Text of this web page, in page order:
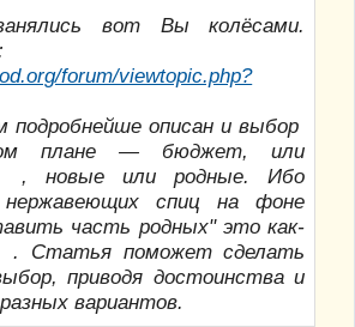
вот Вы колёсами.
forum/viewtopic.php?
описан и выбор
плане — бюджет, или
, новые или родные. Ибо
нержавеющих спиц на фоне
часть родных" это как-
Статья поможет сделать
приводя достоинства и
вариантов.